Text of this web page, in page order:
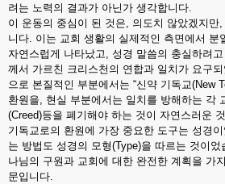
려는 노력의 결과가 아닌가 생각합니다.
이 운동의 중심이 된 것은, 의도치 않았겠지만
니다. 이는 교회 생활의 실제적인 측면에서 분
자연스럽게 나타났고, 성경 말씀의 충실하려
께서 가르친 크리스천의 연합과 일치가 요구
으로 본질적인 부분에서는 “신약 기독교(New
환원을, 현실 부분에서는 일치를 방해하는 각
(Creed)등을 폐기해야 하는 것이 자연스러운
기독교로의 환원에 가장 중요한 도구는 성경
는 방법도 성경의 모형(Type)을 따르는 것이
나님의 구원과 교회에 대한 완전한 계획을 가
문입니다.